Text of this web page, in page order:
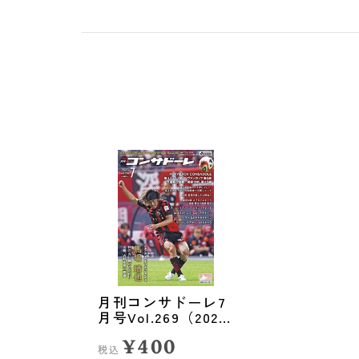
月刊コンサドーレ7
月号Vol.269（2023
税込 ¥400